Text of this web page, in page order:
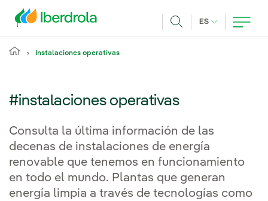
ES IDIOMA
Instalaciones operativas
#instalaciones operativas
Consulta la última información de las
decenas de instalaciones de energía
renovable que tenemos en funcionamiento
en todo el mundo. Plantas que generan
energía limpia a través de tecnologías como